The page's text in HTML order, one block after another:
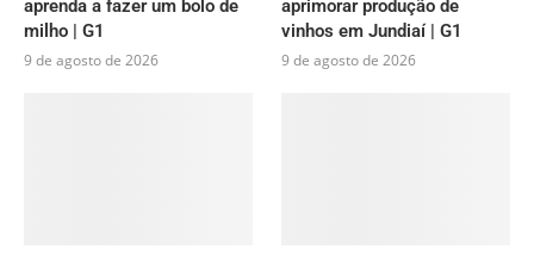
aprenda a fazer um bolo de
milho | G1
9 de agosto de 2026
aprimorar produção de
vinhos em Jundiaí | G1
9 de agosto de 2026